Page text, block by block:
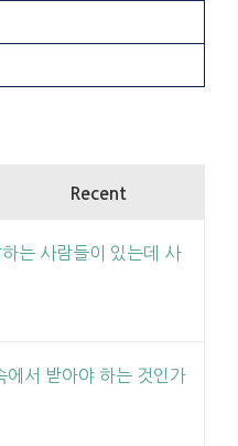
Recent
는 사람들이 있는데 사
에서 받아야 하는 것인가